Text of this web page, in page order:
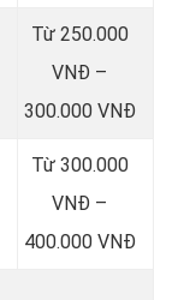
Từ 250.000
VNĐ –
300.000 VNĐ
Từ 300.000
VNĐ –
400.000 VNĐ